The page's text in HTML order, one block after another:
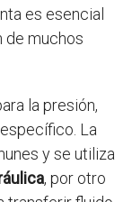
es esencial
de muchos
la presión,
La
y se utiliza
, por otro